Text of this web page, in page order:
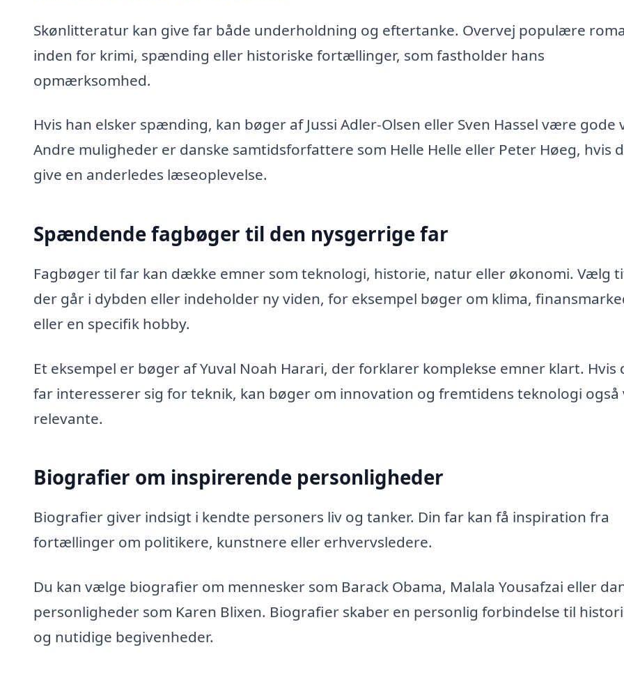
Skønlitteratur kan give far både underholdning og eftertanke. Overvej populære
inden for krimi, spænding eller historiske fortællinger, som fastholder hans
opmærksomhed.
Hvis han elsker spænding, kan bøger af Jussi Adler-Olsen eller Sven Hassel være gode
Andre muligheder er danske samtidsforfattere som Helle Helle eller Peter Høeg, hvis
give en anderledes læseoplevelse.
Spændende fagbøger til den nysgerrige far
Fagbøger til far kan dække emner som teknologi, historie, natur eller økonomi. Vælg
der går i dybden eller indeholder ny viden, for eksempel bøger om klima,
eller en specifik hobby.
Et eksempel er bøger af Yuval Noah Harari, der forklarer komplekse emner klart. Hvis
far interesserer sig for teknik, kan bøger om innovation og fremtidens teknologi
relevante.
Biografier om inspirerende personligheder
Biografier giver indsigt i kendte personers liv og tanker. Din far kan få inspiration fra
fortællinger om politikere, kunstnere eller erhvervsledere.
Du kan vælge biografier om mennesker som Barack Obama, Malala Yousafzai eller
personligheder som Karen Blixen. Biografier skaber en personlig forbindelse til
og nutidige begivenheder.